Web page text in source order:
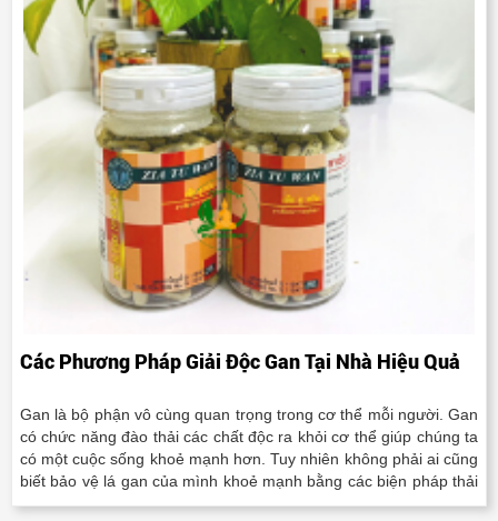
Các Phương Pháp Giải Độc Gan Tại Nhà Hiệu Quả
Gan là bộ phận vô cùng quan trọng trong cơ thể mỗi người. Gan
có chức năng đào thải các chất độc ra khỏi cơ thể giúp chúng ta
có một cuộc sống khoẻ mạnh hơn. Tuy nhiên không phải ai cũng
biết bảo vệ lá gan của mình khoẻ mạnh bằng các biện pháp thải
độc vô cùng đơn giản tại nhà. Dầu..